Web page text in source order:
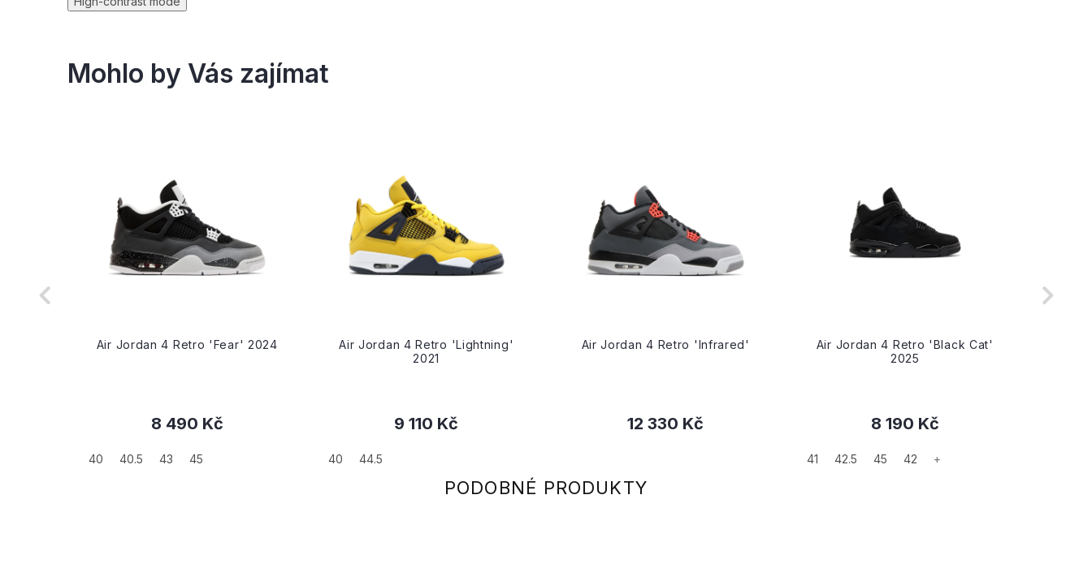
Air Jordan 4 Retro 'Fear' 2024
8 490 Kč
40 40.5 43 45
Air Jordan 4 Retro 'Lightning'
2021
9 110 Kč
40 44.5
Air Jordan 4 Retro 'Infrared'
12 330 Kč
Air Jordan 4 Retro 'Black Cat'
2025
8 190 Kč
41 42.5 45 42 +